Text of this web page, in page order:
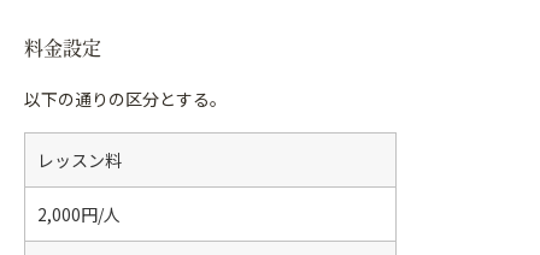
料金設定
以下の通りの区分とする。
レッスン料
2,000円/人